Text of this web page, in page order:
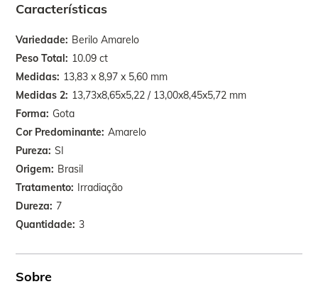
Características
Variedade Berilo Amarelo
Peso Total 10.09 ct
Medidas 13,83 x 8,97 x 5,60 mm
Medidas 2 13,73x8,65x5,22 / 13,00x8,45x5,72 mm
Forma Gota
Cor Predominante Amarelo
Pureza SI
Origem Brasil
Tratamento Irradiação
Dureza 7
Quantidade 3
Sobre